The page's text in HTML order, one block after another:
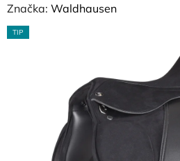
hodnocení
produktu
Značka: Waldhausen
TIP